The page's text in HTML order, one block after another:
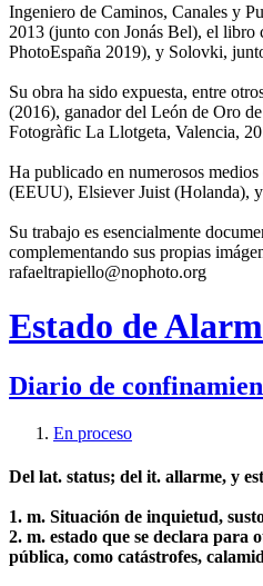
Ingeniero de Caminos, Canales y
2013 (junto con Jonás Bel), el
PhotoEspaña 2019), y Solovki,
Su obra ha sido expuesta, entre
(2016), ganador del León de Oro
Fotogràfic La Llotgeta, Valencia,
Ha publicado en numerosos
(EEUU), Elsiever Juist (Holanda),
Su trabajo es esencialmente
complementando sus propias
rafaeltrapiello@nophoto.org
Estado de
Diario de
En proceso
Del lat. status; del it. allarme, y
1. m. Situación de inquietud,
2. m. estado que se declara para
pública, como catástrofes,